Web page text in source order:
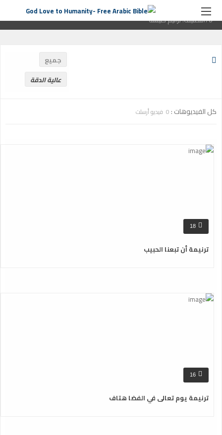
الصفحة الرئيسية ترانيم كنيسة التصنيف:ترانيم كنيسةصفحة
78التصنيف:
ترانيم كنيسة
جميع
عالية الدقة
كل الفيديوهات : 0 فيديو أرسلت
18
ترنيمة أن تبعنا الحبيب
16
ترنيمة يوم تعالى في الفضا هتاف